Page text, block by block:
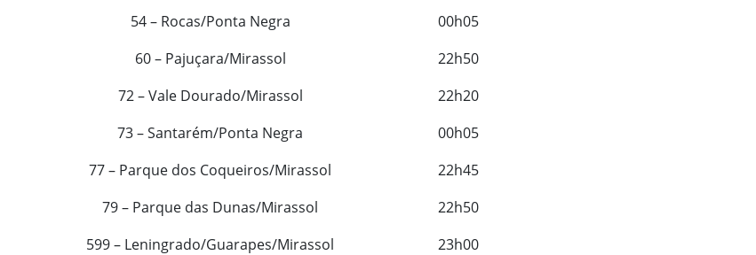
54 – Rocas/Ponta Negra
00h05
60 – Pajuçara/Mirassol
22h50
72 – Vale Dourado/Mirassol
22h20
73 – Santarém/Ponta Negra
00h05
77 – Parque dos Coqueiros/Mirassol
22h45
79 – Parque das Dunas/Mirassol
22h50
599 – Leningrado/Guarapes/Mirassol
23h00